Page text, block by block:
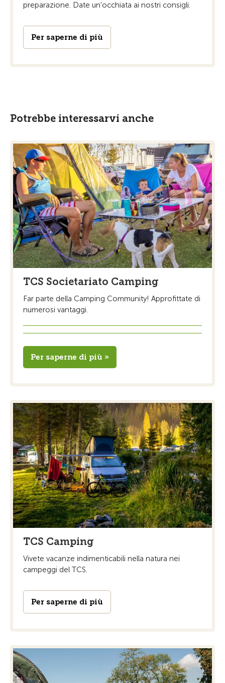
preparazione. Date un'occhiata ai nostri consigli.
Per saperne di più
Potrebbe interessarvi anche
TCS Societariato Camping
Far parte della Camping Community! Approfittate di
numerosi vantaggi.
Per saperne di più »
TCS Camping
Vivete vacanze indimenticabili nella natura nei
campeggi del TCS.
Per saperne di più